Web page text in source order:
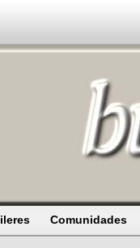
Comunidades